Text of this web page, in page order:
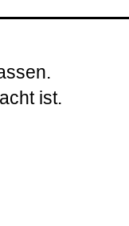
ist.